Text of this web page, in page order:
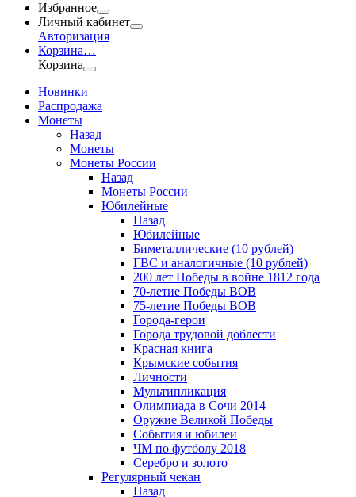
Избранное
Личный кабинет
Авторизация
Корзина…
Корзина
Новинки
Распродажа
Монеты
Назад
Монеты
Монеты России
Назад
Монеты России
Юбилейные
Назад
Юбилейные
Биметаллические (10 рублей)
ГВС и аналогичные (10 рублей)
200 лет Победы в войне 1812 года
70-летие Победы ВОВ
75-летие Победы ВОВ
Города-герои
Города трудовой доблести
Красная книга
Крымские события
Личности
Мультипликация
Олимпиада в Сочи 2014
Оружие Великой Победы
События и юбилеи
ЧМ по футболу 2018
Серебро и золото
Регулярный чекан
Назад